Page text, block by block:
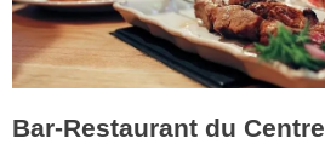
Bar-Restaurant du Centre